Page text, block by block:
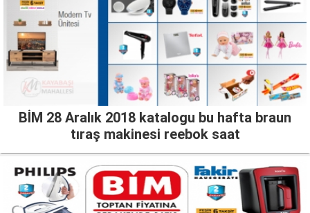
BİM 28 Aralık 2018 katalogu bu hafta braun
tıraş makinesi reebok saat